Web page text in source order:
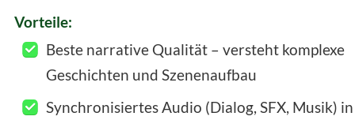
Vorteile:
Beste narrative Qualität – versteht komplexe
Geschichten und Szenenaufbau
Synchronisiertes Audio (Dialog, SFX, Musik) in